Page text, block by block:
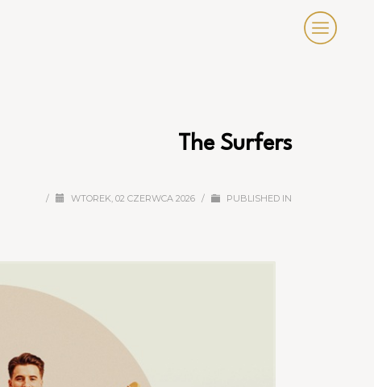
The Surfers
/ WTOREK, 02 CZERWCA 2026 / PUBLISHED IN